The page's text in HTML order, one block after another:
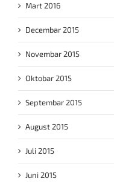
Mart 2016
Decembar 2015
Novembar 2015
Oktobar 2015
Septembar 2015
August 2015
Juli 2015
Juni 2015